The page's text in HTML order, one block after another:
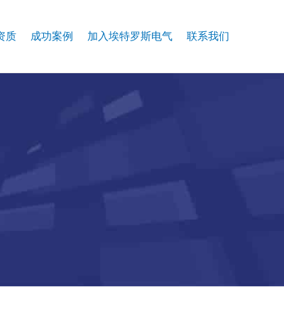
质 成功案例 加入埃特罗斯电气 联系我们